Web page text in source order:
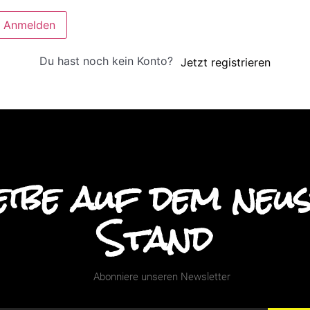
Anmelden
Du hast noch kein Konto? Jetzt registrieren
auf dem
Stand
Abonniere unseren Newsletter